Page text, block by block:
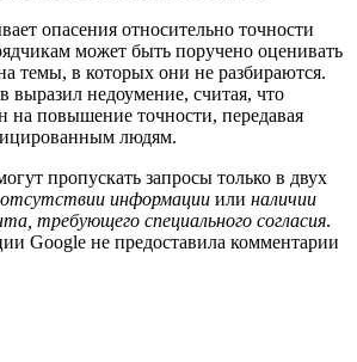
опасения относительно точности
может быть поручено оценивать
темы, в которых они не разбираются.
выразил недоумение, считая, что
на повышение точности, передавая
людям.
пропускать запросы только в двух
информации или наличии
требующего специального согласия.
Google не предоставила комментарии